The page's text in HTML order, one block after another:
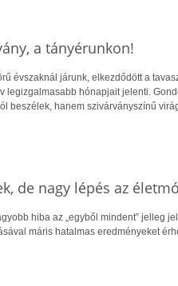
a tányérunkon!
évszaknál járunk, elkezdődött a
legizgalmasabb hónapjait jelenti.
beszélek, hanem szivárványszínű
de nagy lépés az
hiba az „egyből mindent” jelleg
máris hatalmas eredményeket